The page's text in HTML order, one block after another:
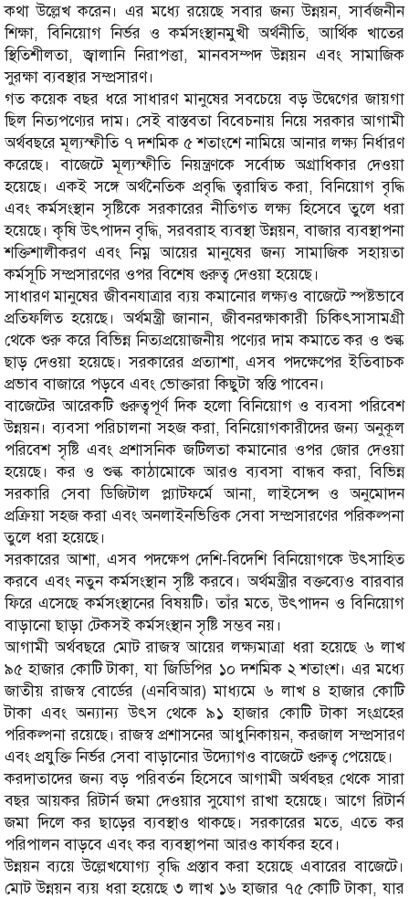
কথা উল্লেখ করেন। এর মধ্যে রয়েছে সবার জন্য উন্নয়ন, সার্বজনীন
শিক্ষা, বিনিয়োগ নির্ভর ও কর্মসংস্থানমুখী অর্থনীতি, আর্থিক খাতের
স্থিতিশীলতা, জ্বালানি নিরাপত্তা, মানবসম্পদ উন্নয়ন এবং সামাজিক
সুরক্ষা ব্যবস্থার সম্প্রসারণ।
গত কয়েক বছর ধরে সাধারণ মানুষের সবচেয়ে বড় উদ্বেগের জায়গা
ছিল নিত্যপণ্যের দাম। সেই বাস্তবতা বিবেচনায় নিয়ে সরকার আগামী
অর্থবছরে মূল্যস্ফীতি ৭ দশমিক ৫ শতাংশে নামিয়ে আনার লক্ষ্য নির্ধারণ
করেছে। বাজেটে মূল্যস্ফীতি নিয়ন্ত্রণকে সর্বোচ্চ অগ্রাধিকার দেওয়া
হয়েছে। একই সঙ্গে অর্থনৈতিক প্রবৃদ্ধি ত্বরান্বিত করা, বিনিয়োগ বৃদ্ধি
এবং কর্মসংস্থান সৃষ্টিকে সরকারের নীতিগত লক্ষ্য হিসেবে তুলে ধরা
হয়েছে। কৃষি উৎপাদন বৃদ্ধি, সরবরাহ ব্যবস্থা উন্নয়ন, বাজার ব্যবস্থাপনা
শক্তিশালীকরণ এবং নিম্ন আয়ের মানুষের জন্য সামাজিক সহায়তা
কর্মসূচি সম্প্রসারণের ওপর বিশেষ গুরুত্ব দেওয়া হয়েছে।
সাধারণ মানুষের জীবনযাত্রার ব্যয় কমানোর লক্ষ্যও বাজেটে স্পষ্টভাবে
প্রতিফলিত হয়েছে। অর্থমন্ত্রী জানান, জীবনরক্ষাকারী চিকিৎসাসামগ্রী
থেকে শুরু করে বিভিন্ন নিত্যপ্রয়োজনীয় পণ্যের দাম কমাতে কর ও শুল্ক
ছাড় দেওয়া হয়েছে। সরকারের প্রত্যাশা, এসব পদক্ষেপের ইতিবাচক
প্রভাব বাজারে পড়বে এবং ভোক্তারা কিছুটা স্বস্তি পাবেন।
বাজেটের আরেকটি গুরুত্বপূর্ণ দিক হলো বিনিয়োগ ও ব্যবসা পরিবেশ
উন্নয়ন। ব্যবসা পরিচালনা সহজ করা, বিনিয়োগকারীদের জন্য অনুকূল
পরিবেশ সৃষ্টি এবং প্রশাসনিক জটিলতা কমানোর ওপর জোর দেওয়া
হয়েছে। কর ও শুল্ক কাঠামোকে আরও ব্যবসা বান্ধব করা, বিভিন্ন
সরকারি সেবা ডিজিটাল প্ল্যাটফর্মে আনা, লাইসেন্স ও অনুমোদন
প্রক্রিয়া সহজ করা এবং অনলাইনভিত্তিক সেবা সম্প্রসারণের পরিকল্পনা
তুলে ধরা হয়েছে।
সরকারের আশা, এসব পদক্ষেপ দেশি-বিদেশি বিনিয়োগকে উৎসাহিত
করবে এবং নতুন কর্মসংস্থান সৃষ্টি করবে। অর্থমন্ত্রীর বক্তব্যেও বারবার
ফিরে এসেছে কর্মসংস্থানের বিষয়টি। তাঁর মতে, উৎপাদন ও বিনিয়োগ
বাড়ানো ছাড়া টেকসই কর্মসংস্থান সৃষ্টি সম্ভব নয়।
আগামী অর্থবছরে মোট রাজস্ব আয়ের লক্ষ্যমাত্রা ধরা হয়েছে ৬ লাখ
৯৫ হাজার কোটি টাকা, যা জিডিপির ১০ দশমিক ২ শতাংশ। এর মধ্যে
জাতীয় রাজস্ব বোর্ডের (এনবিআর) মাধ্যমে ৬ লাখ ৪ হাজার কোটি
টাকা এবং অন্যান্য উৎস থেকে ৯১ হাজার কোটি টাকা সংগ্রহের
পরিকল্পনা রয়েছে। রাজস্ব প্রশাসনের আধুনিকায়ন, করজাল সম্প্রসারণ
এবং প্রযুক্তি নির্ভর সেবা বাড়ানোর উদ্যোগও বাজেটে গুরুত্ব পেয়েছে।
করদাতাদের জন্য বড় পরিবর্তন হিসেবে আগামী অর্থবছর থেকে সারা
বছর আয়কর রিটার্ন জমা দেওয়ার সুযোগ রাখা হয়েছে। আগে রিটার্ন
জমা দিলে কর ছাড়ের ব্যবস্থাও থাকছে। সরকারের মতে, এতে কর
পরিপালন বাড়বে এবং কর ব্যবস্থাপনা আরও কার্যকর হবে।
উন্নয়ন ব্যয়ে উল্লেখযোগ্য বৃদ্ধি প্রস্তাব করা হয়েছে এবারের বাজেটে।
মোট উন্নয়ন ব্যয় ধরা হয়েছে ৩ লাখ ১৬ হাজার ৭৫ কোটি টাকা, যার